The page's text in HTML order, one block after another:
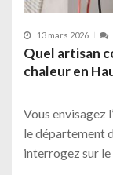
13 mars 2026
Quel artisan
chaleur en
Vous envisagez
le département
interrogez sur